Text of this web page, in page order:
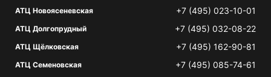
АТЦ Новоясеневская +7 (495) 023-10-01
АТЦ Долгопрудный +7 (495) 032-08-22
АТЦ Щёлковская +7 (495) 162-90-81
АТЦ Семеновская +7 (495) 085-74-61